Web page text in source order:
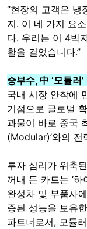
“현장의 고객은 냉
지. 이 네 가지 요
다. 우리는 이 4박
활을 걸었습니다.”
승부수, 中 ‘모듈러
국내 시장 안착에
기점으로 글로벌
과물이 바로 중국
(Modular)’와의 전
투자 심리가 위축
꺼내 든 카드는 ‘
완성차 및 부품사
증된 성능을 보유
파트너로서, 모듈